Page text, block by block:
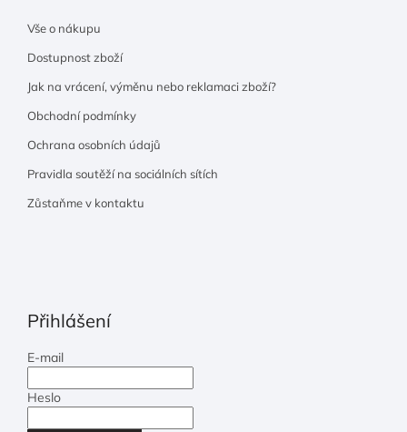
Vše o nákupu
Dostupnost zboží
Jak na vrácení, výměnu nebo reklamaci zboží?
Obchodní podmínky
Ochrana osobních údajů
Pravidla soutěží na sociálních sítích
Zůstaňme v kontaktu
Přihlášení
E-mail
Heslo